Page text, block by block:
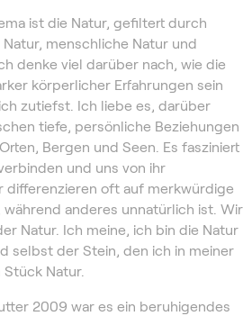
ist die Natur, gefiltert durch
menschliche Natur und
denke viel darüber nach, wie die
körperlicher Erfahrungen sein
zutiefst. Ich liebe es, darüber
tiefe, persönliche Beziehungen
Bergen und Seen. Es fasziniert
und uns von ihr
differenzieren oft auf merkwürdige
anderes unnatürlich ist. Wir
Natur. Ich meine, ich bin die Natur
selbst der Stein, den ich in meiner
Natur.
2009 war es ein beruhigendes